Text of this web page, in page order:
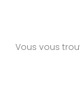
Vous vous